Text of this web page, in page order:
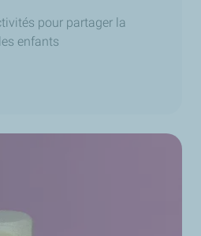
pour partager la
enfants